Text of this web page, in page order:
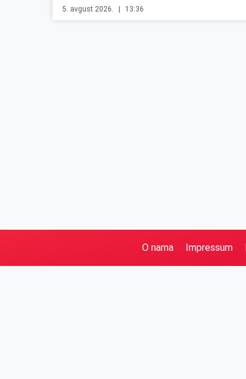
5. avgust 2026. 13:36
O nama Impressum